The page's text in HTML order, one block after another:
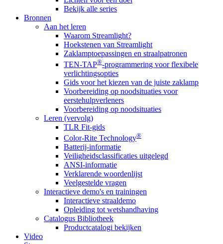
Bekijk alle series
Bronnen
Aan het leren
Waarom Streamlight?
Hoekstenen van Streamlight
Zaklamptoepassingen en straalpatronen
TEN-TAP®-programmering voor flexibele
verlichtingsopties
Gids voor het kiezen van de juiste zaklamp
Voorbereiding op noodsituaties voor
eerstehulpverleners
Voorbereiding op noodsituaties
Leren (vervolg)
TLR Fit-gids
Color-Rite Technology®
Batterij-informatie
Veiligheidsclassificaties uitgelegd
ANSI-informatie
Verklarende woordenlijst
Veelgestelde vragen
Interactieve demo's en trainingen
Interactieve straaldemo
Opleiding tot wetshandhaving
Catalogus Bibliotheek
Productcatalogi bekijken
Video